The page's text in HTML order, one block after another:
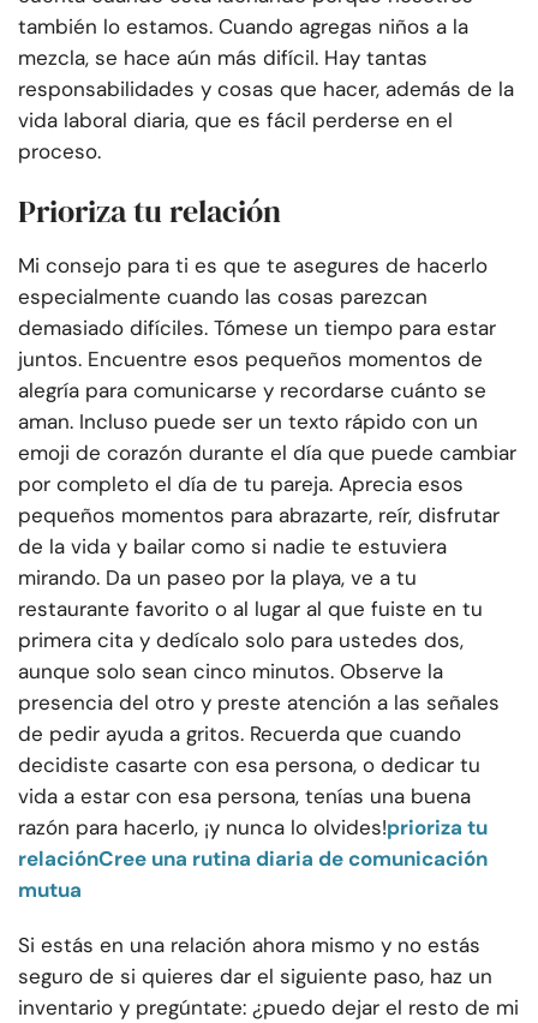
también lo estamos. Cuando agregas niños a la
mezcla, se hace aún más difícil. Hay tantas
responsabilidades y cosas que hacer, además de la
vida laboral diaria, que es fácil perderse en el
proceso.
Prioriza tu relación
Mi consejo para ti es que te asegures de hacerlo
especialmente cuando las cosas parezcan
demasiado difíciles. Tómese un tiempo para estar
juntos. Encuentre esos pequeños momentos de
alegría para comunicarse y recordarse cuánto se
aman. Incluso puede ser un texto rápido con un
emoji de corazón durante el día que puede cambiar
por completo el día de tu pareja. Aprecia esos
pequeños momentos para abrazarte, reír, disfrutar
de la vida y bailar como si nadie te estuviera
mirando. Da un paseo por la playa, ve a tu
restaurante favorito o al lugar al que fuiste en tu
primera cita y dedícalo solo para ustedes dos,
aunque solo sean cinco minutos. Observe la
presencia del otro y preste atención a las señales
de pedir ayuda a gritos. Recuerda que cuando
decidiste casarte con esa persona, o dedicar tu
vida a estar con esa persona, tenías una buena
razón para hacerlo, ¡y nunca lo olvides!prioriza tu
relaciónCree una rutina diaria de comunicación
mutua
Si estás en una relación ahora mismo y no estás
seguro de si quieres dar el siguiente paso, haz un
inventario y pregúntate: ¿puedo dejar el resto de mi